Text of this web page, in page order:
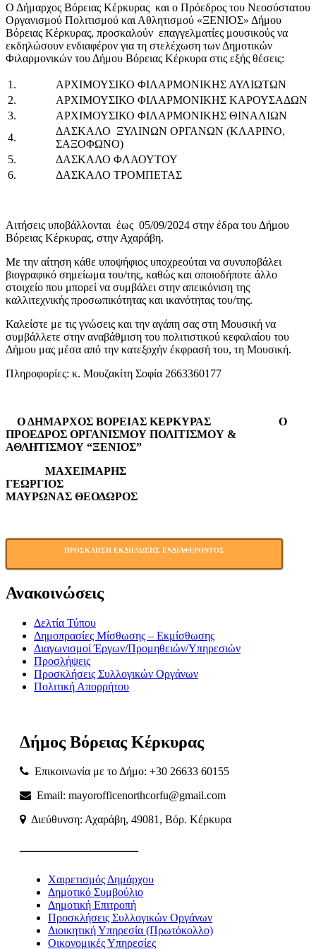
Ο Δήμαρχος Βόρειας Κέρκυρας και ο Πρόεδρος του Νεοσύστατου
Οργανισμού Πολιτισμού και Αθλητισμού «ΞΕΝΙΟΣ» Δήμου
Βόρειας Κέρκυρας, προσκαλούν επαγγελματίες μουσικούς να
εκδηλώσουν ενδιαφέρον για τη στελέχωση των Δημοτικών
Φιλαρμονικών του Δήμου Βόρειας Κέρκυρα στις εξής θέσεις:
1.
ΑΡΧΙΜΟΥΣΙΚΟ ΦΙΛΑΡΜΟΝΙΚΗΣ ΑΥΛΙΩΤΩΝ
2.
ΑΡΧΙΜΟΥΣΙΚΟ ΦΙΛΑΡΜΟΝΙΚΗΣ ΚΑΡΟΥΣΑΔΩΝ
3.
ΑΡΧΙΜΟΥΣΙΚΟ ΦΙΛΑΡΜΟΝΙΚΗΣ ΘΙΝΑΛΙΩΝ
4.
ΔΑΣΚΑΛΟ ΞΥΛΙΝΩΝ ΟΡΓΑΝΩΝ (ΚΛΑΡΙΝΟ,
ΣΑΞΟΦΩΝΟ)
5.
ΔΑΣΚΑΛΟ ΦΛΑΟΥΤΟΥ
6.
ΔΑΣΚΑΛΟ ΤΡΟΜΠΕΤΑΣ
Αιτήσεις υποβάλλονται έως 05/09/2024 στην έδρα του Δήμου
Βόρειας Κέρκυρας, στην Αχαράβη.
Με την αίτηση κάθε υποψήφιος υποχρεούται να συνυποβάλει
βιογραφικό σημείωμα του/της, καθώς και οποιοδήποτε άλλο
στοιχείο που μπορεί να συμβάλει στην απεικόνιση της
καλλιτεχνικής προσωπικότητας και ικανότητας του/της.
Καλείστε με τις γνώσεις και την αγάπη σας στη Μουσική να
συμβάλλετε στην αναβάθμιση του πολιτιστικού κεφαλαίου του
Δήμου μας μέσα από την κατεξοχήν έκφρασή του, τη Μουσική.
Πληροφορίες: κ. Μουζακίτη Σοφία 2663360177
Ο ΔΗΜΑΡΧΟΣ ΒΟΡΕΙΑΣ ΚΕΡΚΥΡΑΣ Ο
ΠΡΟΕΔΡΟΣ ΟΡΓΑΝΙΣΜΟΥ ΠΟΛΙΤΙΣΜΟΥ &
ΑΘΛΗΤΙΣΜΟΥ “ΞΕΝΙΟΣ”
ΜΑΧΕΙΜΑΡΗΣ
ΓΕΩΡΓΙΟΣ
ΜΑΥΡΩΝΑΣ ΘΕΟΔΩΡΟΣ
ΠΡΟΣΚΛΗΣΗ ΕΚΔΗΛΩΣΗΣ ΕΝΔΙΑΦΕΡΟΝΤΟΣ
Ανακοινώσεις
Δελτία Τύπου
Δημοπρασίες Μίσθωσης – Εκμίσθωσης
Διαγωνισμοί Έργων/Προμηθειών/Υπηρεσιών
Προσλήψεις
Προσκλήσεις Συλλογικών Οργάνων
Πολιτική Απορρήτου
Δήμος Βόρειας Κέρκυρας
Επικοινωνία με το Δήμο: +30 26633 60155
Email: mayorofficenorthcorfu@gmail.com
Διεύθυνση: Αχαράβη, 49081, Βόρ. Κέρκυρα
———————
Χαιρετισμός Δημάρχου
Δημοτικό Συμβούλιο
Δημοτική Επιτροπή
Προσκλήσεις Συλλογικών Οργάνων
Διοικητική Υπηρεσία (Πρωτόκολλο)
Οικονομικές Υπηρεσίες